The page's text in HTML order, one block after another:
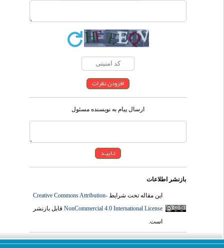
ارسال پیام به نویسنده مسئول
بازنشر اطلاعات
این مقاله تحت شرایطCreative Commons Attribution-
NonCommercial 4.0 International Licenseقابل بازنشر
است.